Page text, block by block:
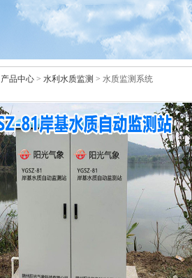
产品中心 > 水利水质监测 > 水质监测系统